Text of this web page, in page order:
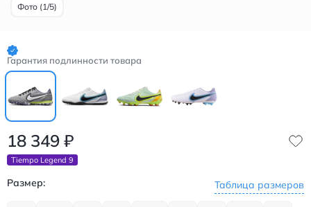
Фото (1/5)
Гарантия подлинности товара
18 349 ₽
Tiempo Legend 9
Размер: Таблица размеров